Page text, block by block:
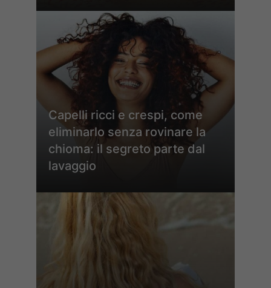
Capelli ricci e crespi, come
eliminarlo senza rovinare la
chioma: il segreto parte dal
lavaggio